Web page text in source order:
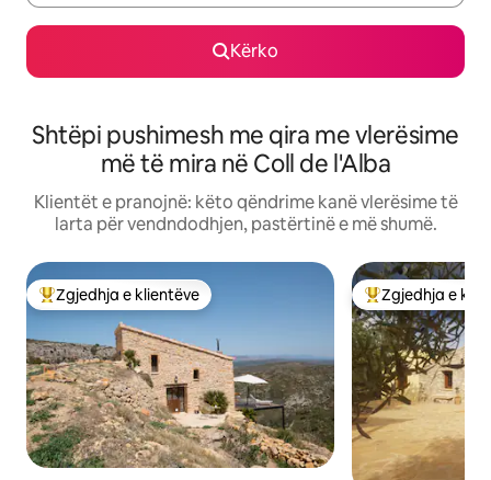
Kërko
Shtëpi pushimesh me qira me vlerësime
më të mira në Coll de l'Alba
Klientët e pranojnë: këto qëndrime kanë vlerësime të
larta për vendndodhjen, pastërtinë e më shumë.
Më të mirat e zgjedhjeve të klientëve
Zgjedhja e klientëve Më të mirat e
Zgjedhja e